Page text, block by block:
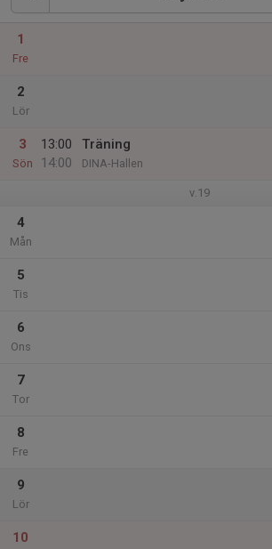
1
Fre
2
Lör
3
Sön
13:00
14:00
Träning
DINA-Hallen
v.19
4
Mån
5
Tis
6
Ons
7
Tor
8
Fre
9
Lör
10